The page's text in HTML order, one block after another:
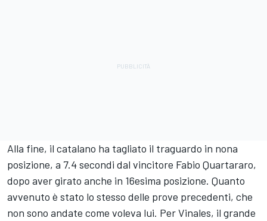
Alla fine, il catalano ha tagliato il traguardo in nona
posizione, a 7.4 secondi dal vincitore Fabio Quartararo,
dopo aver girato anche in 16esima posizione. Quanto
avvenuto è stato lo stesso delle prove precedenti, che
non sono andate come voleva lui. Per Vinales, il grande